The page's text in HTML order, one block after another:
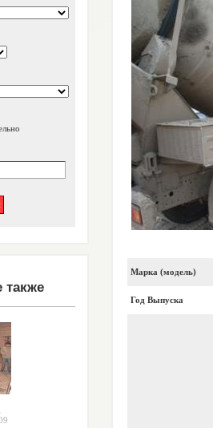
также
Марка (модель)
Год Выпуска